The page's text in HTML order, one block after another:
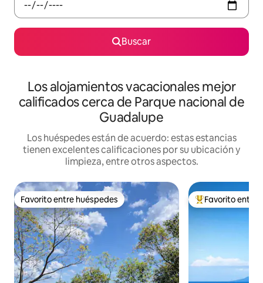
Buscar
Los alojamientos vacacionales mejor
calificados cerca de Parque nacional de
Guadalupe
Los huéspedes están de acuerdo: estas estancias
tienen excelentes calificaciones por su ubicación y
limpieza, entre otros aspectos.
Favorito entre huéspedes
Favorito entre huéspedes De los mejores
Favorito entre